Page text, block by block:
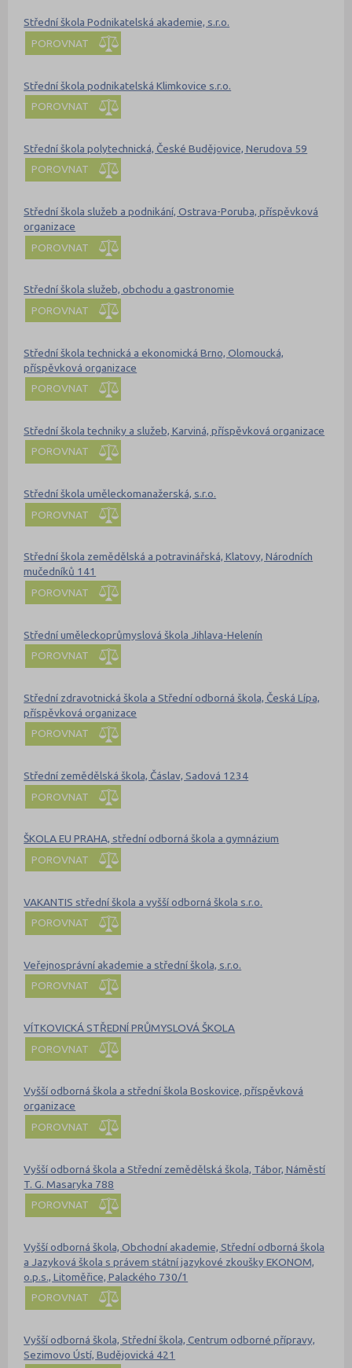
Střední škola Podnikatelská akademie, s.r.o.
POROVNAT
Střední škola podnikatelská Klimkovice s.r.o.
POROVNAT
Střední škola polytechnická, České Budějovice, Nerudova 59
POROVNAT
Střední škola služeb a podnikání, Ostrava-Poruba, příspěvková
organizace
POROVNAT
Střední škola služeb, obchodu a gastronomie
POROVNAT
Střední škola technická a ekonomická Brno, Olomoucká,
příspěvková organizace
POROVNAT
Střední škola techniky a služeb, Karviná, příspěvková organizace
POROVNAT
Střední škola uměleckomanažerská, s.r.o.
POROVNAT
Střední škola zemědělská a potravinářská, Klatovy, Národních
mučedníků 141
POROVNAT
Střední uměleckoprůmyslová škola Jihlava-Helenín
POROVNAT
Střední zdravotnická škola a Střední odborná škola, Česká Lípa,
příspěvková organizace
POROVNAT
Střední zemědělská škola, Čáslav, Sadová 1234
POROVNAT
ŠKOLA EU PRAHA, střední odborná škola a gymnázium
POROVNAT
VAKANTIS střední škola a vyšší odborná škola s.r.o.
POROVNAT
Veřejnosprávní akademie a střední škola, s.r.o.
POROVNAT
VÍTKOVICKÁ STŘEDNÍ PRŮMYSLOVÁ ŠKOLA
POROVNAT
Vyšší odborná škola a střední škola Boskovice, příspěvková
organizace
POROVNAT
Vyšší odborná škola a Střední zemědělská škola, Tábor, Náměstí
T. G. Masaryka 788
POROVNAT
Vyšší odborná škola, Obchodní akademie, Střední odborná škola
a Jazyková škola s právem státní jazykové zkoušky EKONOM,
o.p.s., Litoměřice, Palackého 730/1
POROVNAT
Vyšší odborná škola, Střední škola, Centrum odborné přípravy,
Sezimovo Ústí, Budějovická 421